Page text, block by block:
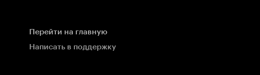
Перейти на главную
Написать в поддержку